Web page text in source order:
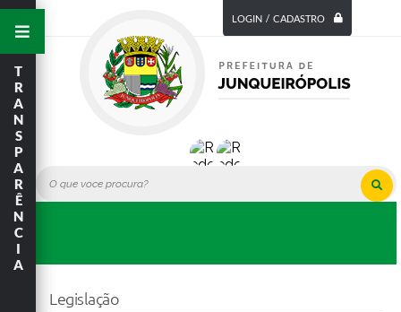
LOGIN / CADASTRO
T
R
A
N
S
P
A
R
Ê
N
C
I
A
Legislação